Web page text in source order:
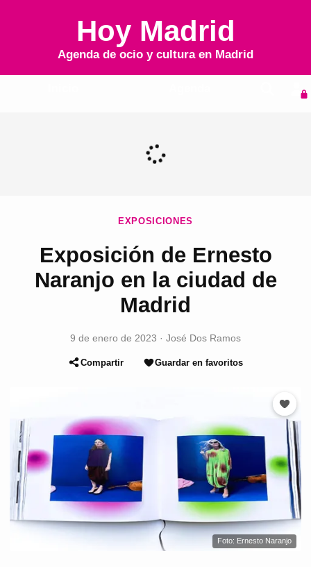
Hoy Madrid
Agenda de ocio y cultura en Madrid
EXPOSICIONES
Exposición de Ernesto
Naranjo en la ciudad de
Madrid
9 de enero de 2023 · José Dos Ramos
Compartir Guardar en favoritos
Foto: Ernesto Naranjo